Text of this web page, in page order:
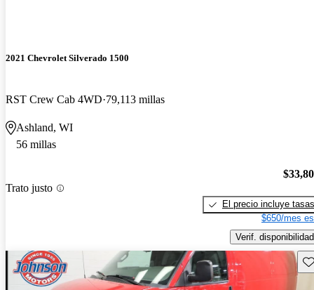
2021 Chevrolet Silverado 1500
RST Crew Cab 4WD 79,113 millas
Ashland, WI
56 millas
Trato justo
El precio incluye tasas
$650/mes
Verif. disponibilidad